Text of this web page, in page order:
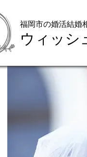
福岡市の婚活結婚
ウィッシ